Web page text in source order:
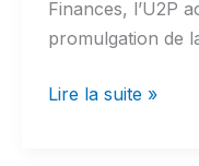
Finances, l’U2P
promulgation de
LOI
Lire la suite »